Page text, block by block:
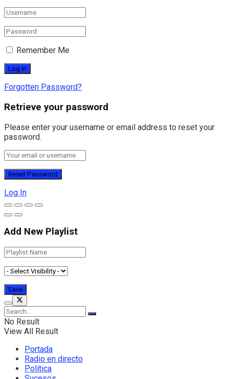
Remember Me
Forgotten Password?
Retrieve your password
Please enter your username or email address to reset your
password.
Log In
Add New Playlist
No Result
View All Result
Portada
Radio en directo
Política